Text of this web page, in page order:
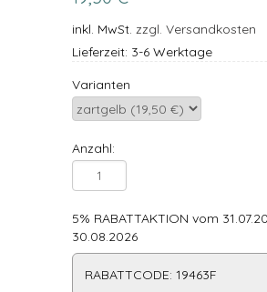
inkl. MwSt. zzgl. Versandkosten
Lieferzeit: 3-6 Werktage
Varianten
Anzahl:
5% RABATTAKTION vom
30.08.2026
RABATTCODE: 19463F